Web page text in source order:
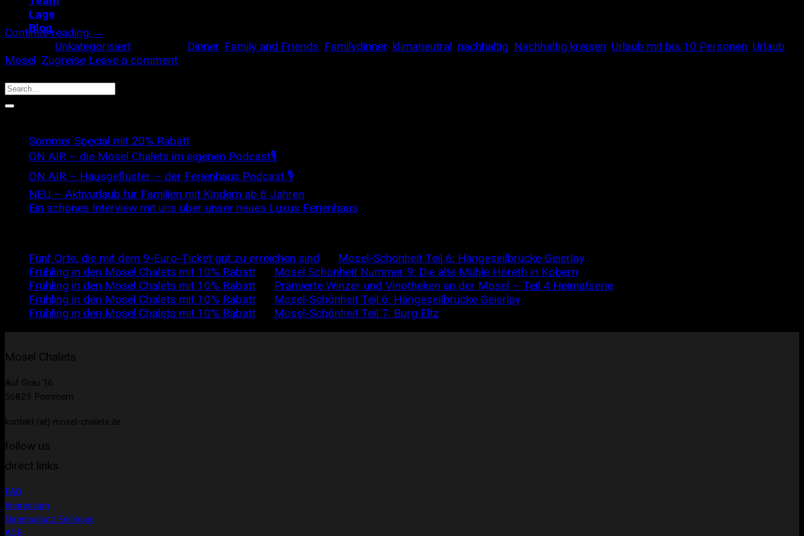
Lage
Blog
beim Dinner oder bei einem Gläschen Wein auf der [ … ]
Continue reading →
Unkategorisiert Dinner Family and Friends Familydinner klimaneutral nachhaltig Nachhaltig kreisen Urlaub mit bis 10 Personen Urlaub
Mosel Zugreise Leave a comment
Sommer Special mit 20% Rabatt
ON AIR – die Mosel Chalets im eigenen Podcast🎙
ON AIR – Hausgeflüster – der Ferienhaus Podcast 🎙
NEU – Aktivurlaub für Familien mit Kindern ab 6 Jahren
Ein schönes Interview mit uns über unser neues Luxus Ferienhaus
Fünf Orte, die mit dem 9-Euro-Ticket gut zu erreichen sind
Mosel-Schönheit Teil 6: Hängeseilbrücke Geierlay
Frühling in den Mosel Chalets mit 10% Rabatt
Mosel Schönheit Nummer 9: Die alte Mühle Höreth in Kobern
Frühling in den Mosel Chalets mit 10% Rabatt
Prämierte Winzer und Vinotheken an der Mosel – Teil 4 Heimatserie
Frühling in den Mosel Chalets mit 10% Rabatt
Mosel-Schönheit Teil 6: Hängeseilbrücke Geierlay
Frühling in den Mosel Chalets mit 10% Rabatt
Mosel-Schönheit Teil 7: Burg Eltz
Mosel Chalets
Auf Grau 16
56829 Pommern
kontakt (at) mosel-chalets.de
follow us
direct links
FAQ
Impressum
Datenschutz Erklärung
AGB